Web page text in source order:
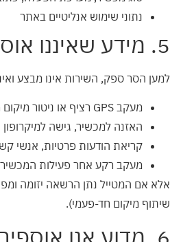
נתוני שימוש אנליטיים באתר
5. מידע שאיננו אוספים
למען הסר ספק, השירות אינו מבצע
מעקב GPS רציף או ניטור מיקום מתמשך
האזנה למכשיר, גישה
קריאת הודעות פרטיות, אנשי
מעקב רקע אחר פעילות המכשיר
אלא אם המטייל נתן הרשאה יזומה
שיתוף מיקום חד-פעמי).